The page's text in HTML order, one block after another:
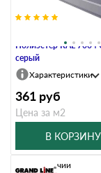
Полиэстер RAL 7004
серый
Характеристики
361 руб
Цена за м2
В КОРЗИНУ
В наличии